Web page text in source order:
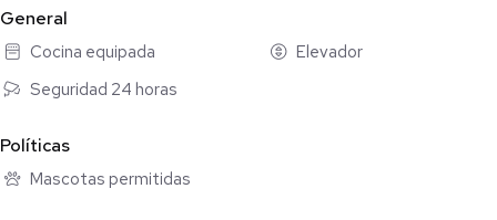
Coworking
Terraza
Lounge
Sala de juegos
Hamacas
Jacuzzi / Sky Bar
General
Cocina equipada
Elevador
Seguridad 24 horas
Políticas
Mascotas permitidas